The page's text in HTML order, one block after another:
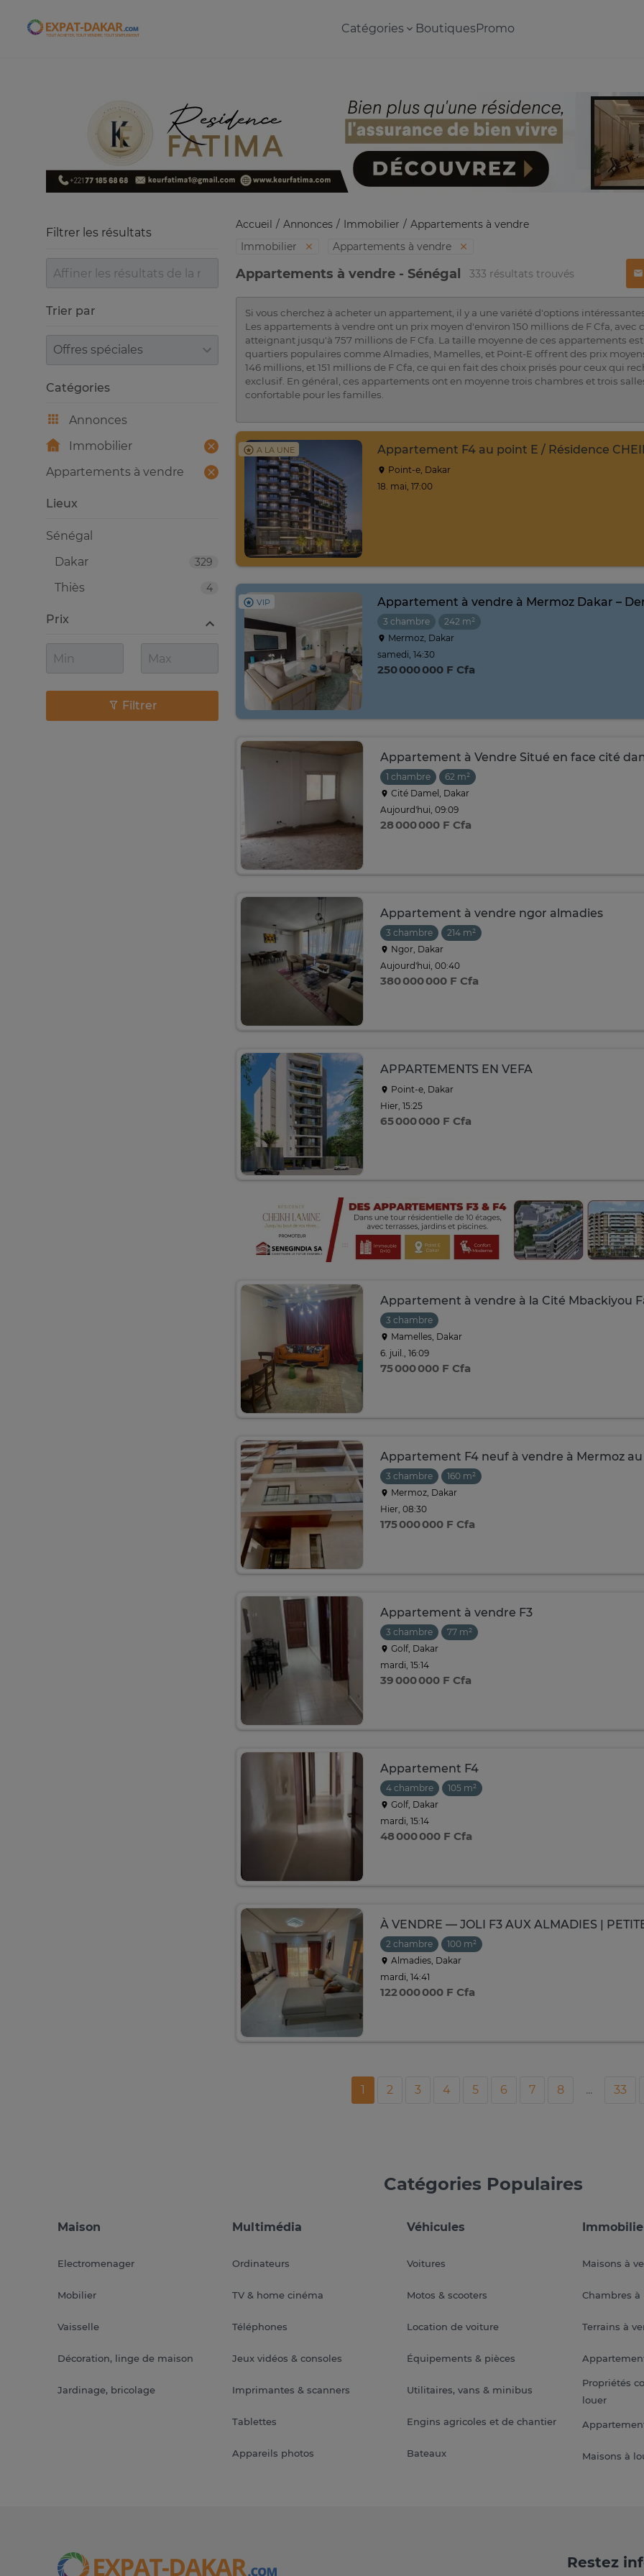
Expat-Dakar Catégories BoutiquesPromo
Accueil Annonces Immobilier
Appartements à vendre
Immobilier
Appartements à vendre
Appartements à vendre - Sénégal 333 résultats trouvés
Si vous cherchez à acheter un appartement, il y a une variété d'options
Les appartements à vendre ont un prix moyen d'environ 150 millions de F Cfa, avec
atteignant jusqu'à 757 millions de F Cfa. La taille moyenne de ces appartements est
quartiers populaires comme Almadies, Mamelles, et Point-E offrent des prix
146 millions, et 151 millions de F Cfa, ce qui en fait des choix prisés pour ceux qui
exclusif. En général, ces appartements ont en moyenne trois chambres et trois
confortable pour les familles.
A LA UNE Appartement F4 au point E / Résidence
Point-e, Dakar
18. mai, 17:00
VIP Appartement à vendre à Mermoz Dakar –
3 chambre
242 m²
Mermoz, Dakar
samedi, 14:30
250 000 000 F Cfa
Appartement à Vendre Situé en face cité
1 chambre
62 m²
Cité Damel, Dakar
Aujourd'hui, 09:09
28 000 000 F Cfa
Appartement à vendre ngor almadies
3 chambre
214 m²
Ngor, Dakar
Aujourd'hui, 00:40
380 000 000 F Cfa
APPARTEMENTS EN VEFA
Point-e, Dakar
Hier, 15:25
65 000 000 F Cfa
Appartement à vendre à la Cité Mbackiyou
3 chambre
Mamelles, Dakar
6. juil., 16:09
75 000 000 F Cfa
Appartement F4 neuf à vendre à Mermoz
3 chambre
160 m²
Mermoz, Dakar
Hier, 08:30
175 000 000 F Cfa
Appartement à vendre F3
3 chambre
77 m²
Golf, Dakar
mardi, 15:14
39 000 000 F Cfa
Appartement F4
4 chambre
105 m²
Golf, Dakar
mardi, 15:14
48 000 000 F Cfa
À VENDRE — JOLI F3 AUX ALMADIES |
2 chambre
100 m²
Almadies, Dakar
mardi, 14:41
122 000 000 F Cfa
1 2 3 4 5 6 7 8 ... 33
Filtrer les résultats
Trier par
Trier par
Catégories
Annonces
Immobilier
Appartements à vendre
Lieux
Sénégal
329
Dakar
4
Thiès
Prix
Filtrer
Catégories Populaires
Maison
Electromenager
Mobilier
Vaisselle
Décoration, linge de maison
Jardinage, bricolage
Multimédia
Ordinateurs
TV & home cinéma
Téléphones
Jeux vidéos & consoles
Imprimantes & scanners
Tablettes
Appareils photos
Véhicules
Voitures
Motos & scooters
Location de voiture
Équipements & pièces
Utilitaires, vans & minibus
Engins agricoles et de chantier
Bateaux
Maisons à
Chambres à
Terrains à
Propriétés
louer
Maisons à
Restez